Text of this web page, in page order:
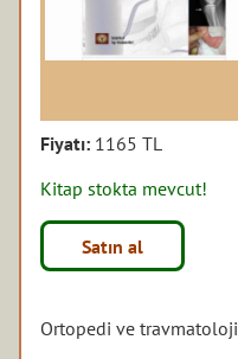
Fiyatı: 1165 TL
Kitap stokta mevcut!
Satın al
Ortopedi ve travmatoloji